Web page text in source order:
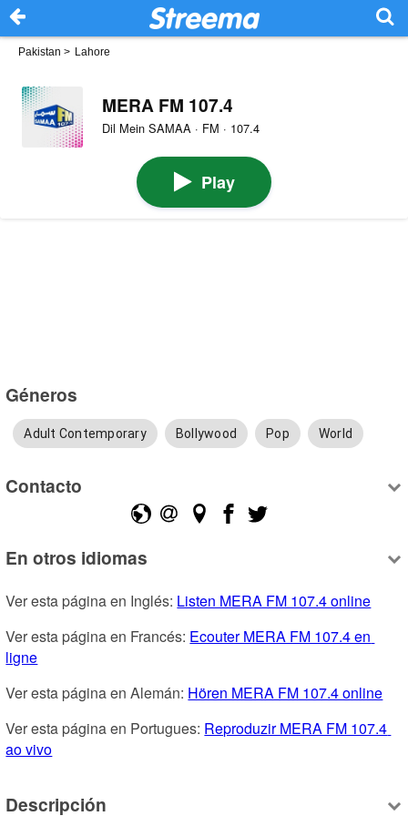
Pakistan > Lahore
MERA FM 107.4
Dil Mein SAMAA · FM · 107.4
Play
Géneros
Adult Contemporary Bollywood Pop World
Contacto
En otros idiomas
Ver esta página en Inglés: Listen MERA FM 107.4 online
Ver esta página en Francés: Ecouter MERA FM 107.4 en
ligne
Ver esta página en Alemán: Hören MERA FM 107.4 online
Ver esta página en Portugues: Reproduzir MERA FM 107.4
ao vivo
Descripción